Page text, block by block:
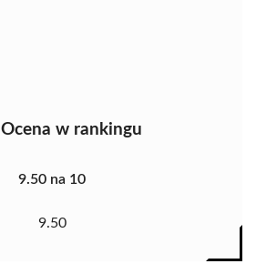
Ocena w rankingu
9.50 na 10
9.50